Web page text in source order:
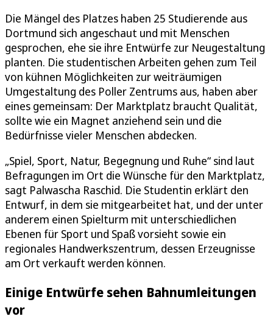
Die Mängel des Platzes haben 25 Studierende aus
Dortmund sich angeschaut und mit Menschen
gesprochen, ehe sie ihre Entwürfe zur Neugestaltung
planten. Die studentischen Arbeiten gehen zum Teil
von kühnen Möglichkeiten zur weiträumigen
Umgestaltung des Poller Zentrums aus, haben aber
eines gemeinsam: Der Marktplatz braucht Qualität,
sollte wie ein Magnet anziehend sein und die
Bedürfnisse vieler Menschen abdecken.
„Spiel, Sport, Natur, Begegnung und Ruhe“ sind laut
Befragungen im Ort die Wünsche für den Marktplatz,
sagt Palwascha Raschid. Die Studentin erklärt den
Entwurf, in dem sie mitgearbeitet hat, und der unter
anderem einen Spielturm mit unterschiedlichen
Ebenen für Sport und Spaß vorsieht sowie ein
regionales Handwerkszentrum, dessen Erzeugnisse
am Ort verkauft werden können.
Einige Entwürfe sehen Bahnumleitungen
vor